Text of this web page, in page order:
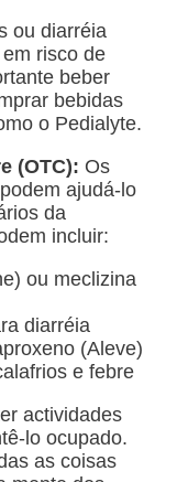
ou diarréia
risco de
beber
bebidas
o Pedialyte.
(OTC): Os
ajudá-lo
da
incluir:
ou meclizina
diarréia
(Aleve)
e febre
actividades
lo ocupado.
as coisas